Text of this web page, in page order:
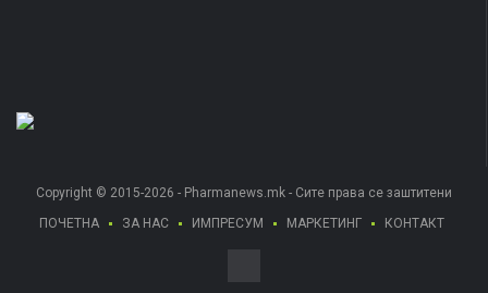
Copyright © 2015-2026 - Pharmanews.mk - Сите права се заштитени
ПОЧЕТНА
ЗА НАС ИМПРЕСУМ МАРКЕТИНГ КОНТАКТ